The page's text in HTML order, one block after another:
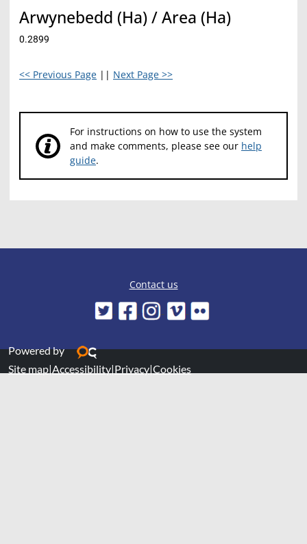
Arwynebedd (Ha) / Area (Ha)
0.2899
<< Previous Page || Next Page >>
For instructions on how to use the system
and make comments, please see our help
guide.
Contact us
Powered by
Site map|Accessibility|Privacy|Cookies